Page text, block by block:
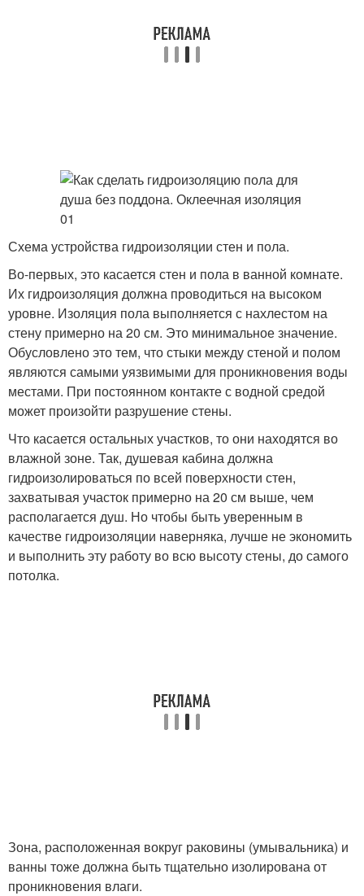
Схема устройства гидроизоляции стен и пола.
Во-первых, это касается стен и пола в ванной комнате.
Их гидроизоляция должна проводиться на высоком
уровне. Изоляция пола выполняется с нахлестом на
стену примерно на 20 см. Это минимальное значение.
Обусловлено это тем, что стыки между стеной и полом
являются самыми уязвимыми для проникновения воды
местами. При постоянном контакте с водной средой
может произойти разрушение стены.
Что касается остальных участков, то они находятся во
влажной зоне. Так, душевая кабина должна
гидроизолироваться по всей поверхности стен,
захватывая участок примерно на 20 см выше, чем
располагается душ. Но чтобы быть уверенным в
качестве гидроизоляции наверняка, лучше не экономить
и выполнить эту работу во всю высоту стены, до самого
потолка.
Зона, расположенная вокруг раковины (умывальника) и
ванны тоже должна быть тщательно изолирована от
проникновения влаги.